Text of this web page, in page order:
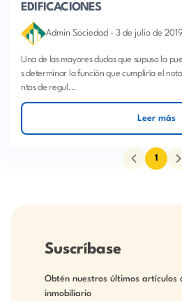
EDIFICACIONES
Admin Sociedad - 3 de julio de 2019
Una de las mayores dudas que supuso la
s determinar la función que cumpliría el
ntos de regul...
Leer más
1
Suscríbase
Obtén nuestros últimos artículos
inmobiliario